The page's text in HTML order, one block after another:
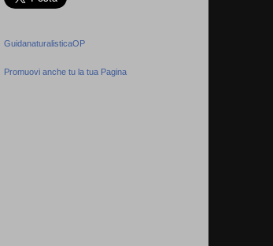
GuidanaturalisticaOP
Promuovi anche tu la tua Pagina